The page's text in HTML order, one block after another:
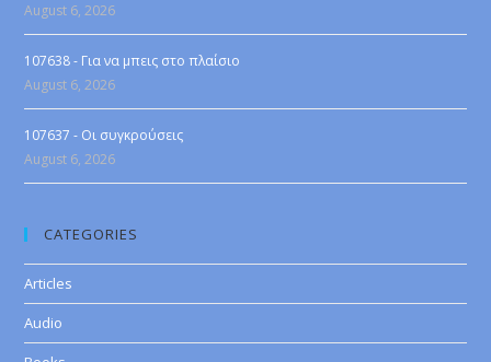
August 6, 2026
107638 - Για να μπεις στο πλαίσιο
August 6, 2026
107637 - Οι συγκρούσεις
August 6, 2026
CATEGORIES
Articles
Audio